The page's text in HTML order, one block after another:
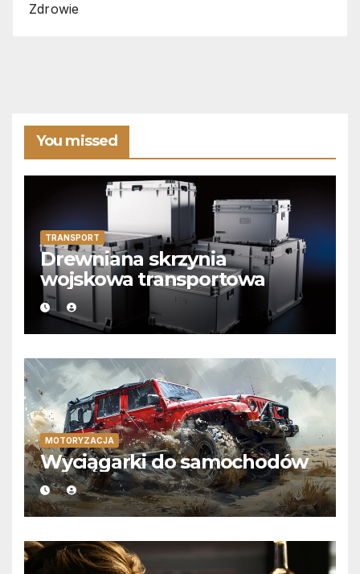
Zdrowie
You missed
TRANSPORT
Drewniana skrzynia
wojskowa transportowa
MOTORYZACJA
Wyciągarki do samochodów